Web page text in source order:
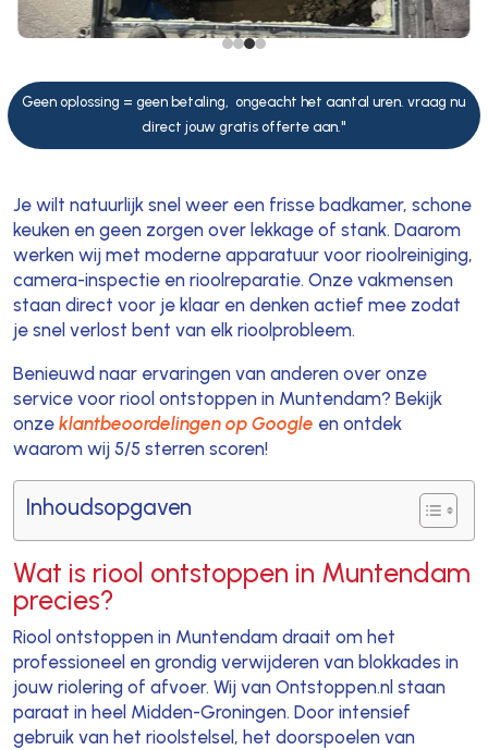
Geen oplossing = geen betaling, ongeacht het aantal uren. vraag nu
direct jouw gratis offerte aan."
Je wilt natuurlijk snel weer een frisse badkamer, schone
keuken en geen zorgen over lekkage of stank. Daarom
werken wij met moderne apparatuur voor rioolreiniging,
camera-inspectie en rioolreparatie. Onze vakmensen
staan direct voor je klaar en denken actief mee zodat
je snel verlost bent van elk rioolprobleem.
Benieuwd naar ervaringen van anderen over onze
service voor riool ontstoppen in Muntendam? Bekijk
onze klantbeoordelingen op Google en ontdek
waarom wij 5/5 sterren scoren!
Inhoudsopgaven
Wat is riool ontstoppen in Muntendam
precies?
Riool ontstoppen in Muntendam draait om het
professioneel en grondig verwijderen van blokkades in
jouw riolering of afvoer. Wij van Ontstoppen.nl staan
paraat in heel Midden-Groningen. Door intensief
gebruik van het rioolstelsel, het doorspoelen van